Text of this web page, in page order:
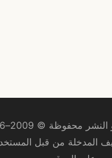
محفوظة © 2009–2026
المدخلة من قبل